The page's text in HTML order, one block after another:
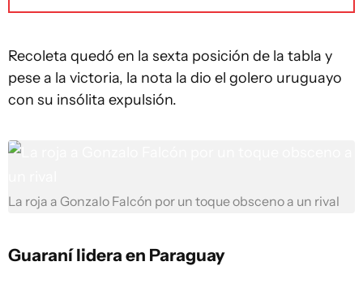
Recoleta quedó en la sexta posición de la tabla y
pese a la victoria, la nota la dio el golero uruguayo
con su insólita expulsión.
La roja a Gonzalo Falcón por un toque obsceno a un rival
Guaraní lidera en Paraguay